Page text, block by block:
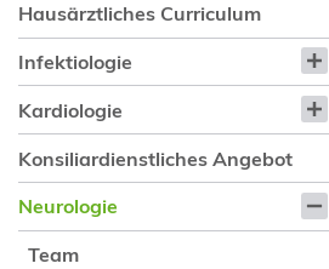
Hausärztliches Curriculum
Infektiologie
Kardiologie
Konsiliardienstliches Angebot
Neurologie
Team